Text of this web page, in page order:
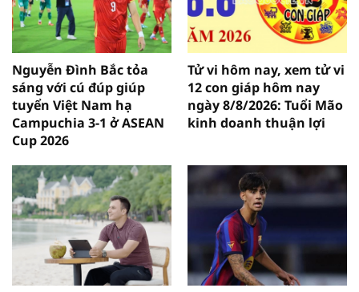
Nguyễn Đình Bắc tỏa
sáng với cú đúp giúp
tuyển Việt Nam hạ
Campuchia 3-1 ở ASEAN
Cup 2026
Tử vi hôm nay, xem tử vi
12 con giáp hôm nay
ngày 8/8/2026: Tuổi Mão
kinh doanh thuận lợi